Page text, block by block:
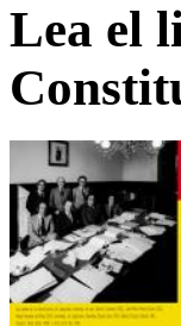
Lea el